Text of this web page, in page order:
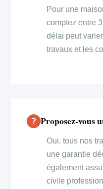
Pour une
comptez entre
délai peut
travaux et les
Proposez-vous
Oui, tous nos
une garantie
également
civile